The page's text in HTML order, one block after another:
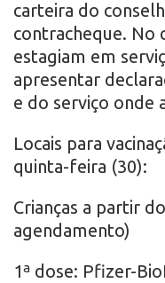
carteira do
contracheque. No
estagiam em
apresentar
e do serviço onde
Locais para
quinta-feira (30):
Crianças a partir
agendamento)
1ª dose: Pfizer-